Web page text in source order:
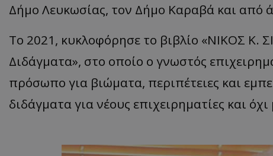
Δήμο Λευκωσίας, τον Δήμο Καραβά και από
Το 2021, κυκλοφόρησε το βιβλίο «ΝΙΚΟΣ Κ.
Διδάγματα», στο οποίο ο γνωστός
πρόσωπο για βιώματα, περιπέτειες και
διδάγματα για νέους επιχειρηματίες και
__cf_bm
__cf_bm